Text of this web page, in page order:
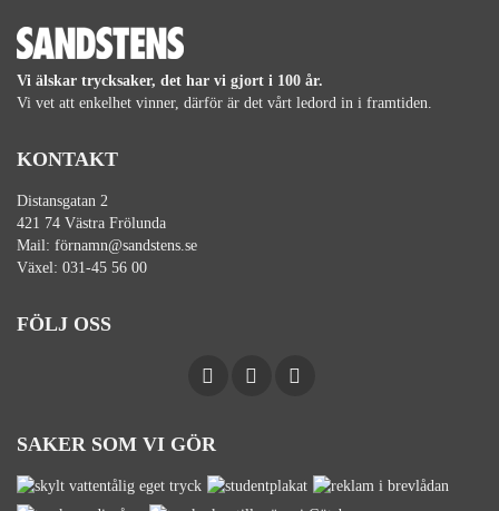
Vi älskar trycksaker, det har vi gjort i 100 år.
Vi vet att enkelhet vinner, därför är det vårt ledord in i framtiden.
KONTAKT
Distansgatan 2
421 74 Västra Frölunda
Mail: förnamn@sandstens.se
Växel: 031-45 56 00
FÖLJ OSS
SAKER SOM VI GÖR